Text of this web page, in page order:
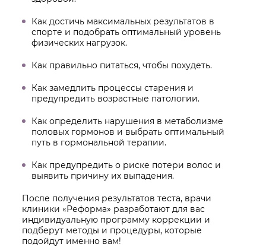
Как достичь максимальных результатов в
спорте и подобрать оптимальный уровень
физических нагрузок.
Как правильно питаться, чтобы похудеть.
Как замедлить процессы старения и
предупредить возрастные патологии.
Как определить нарушения в метаболизме
половых гормонов и выбрать оптимальный
путь в гормональной терапии.
Как предупредить о риске потери волос и
выявить причину их выпадения.
После получения результатов теста, врачи
клиники «Реформа» разработают для вас
индивидуальную программу коррекции и
подберут методы и процедуры, которые
подойдут именно вам!